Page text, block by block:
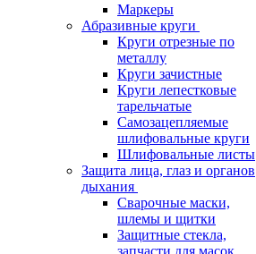
Маркеры
Абразивные круги
Круги отрезные по
металлу
Круги зачистные
Круги лепестковые
тарельчатые
Самозацепляемые
шлифовальные круги
Шлифовальные листы
Защита лица, глаз и органов
дыхания
Сварочные маски,
шлемы и щитки
Защитные стекла,
запчасти для масок